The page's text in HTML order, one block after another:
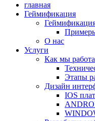
главная
Геймификация
О нас
Услуги
Как мы
Этапы
Дизайн
IOS